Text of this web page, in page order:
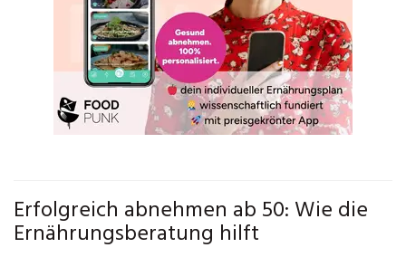
Erfolgreich abnehmen ab 50: Wie die
Ernährungsberatung hilft